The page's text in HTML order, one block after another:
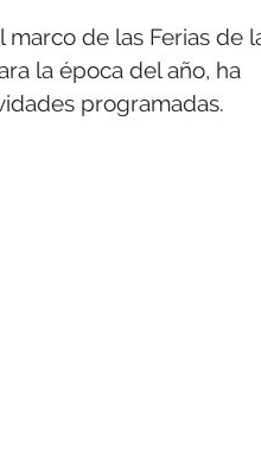
de las Ferias de
la época del año, ha
programadas.